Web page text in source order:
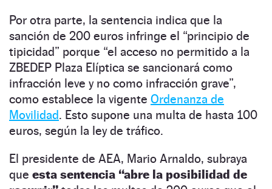
Por otra parte, la sentencia indica que la
sanción de 200 euros infringe el “principio de
tipicidad” porque “el acceso no permitido a la
ZBEDEP Plaza Elíptica se sancionará como
infracción leve y no como infracción grave”,
como establece la vigente Ordenanza de
Movilidad. Esto supone una multa de hasta 100
euros, según la ley de tráfico.
El presidente de AEA, Mario Arnaldo, subraya
que esta sentencia “abre la posibilidad de